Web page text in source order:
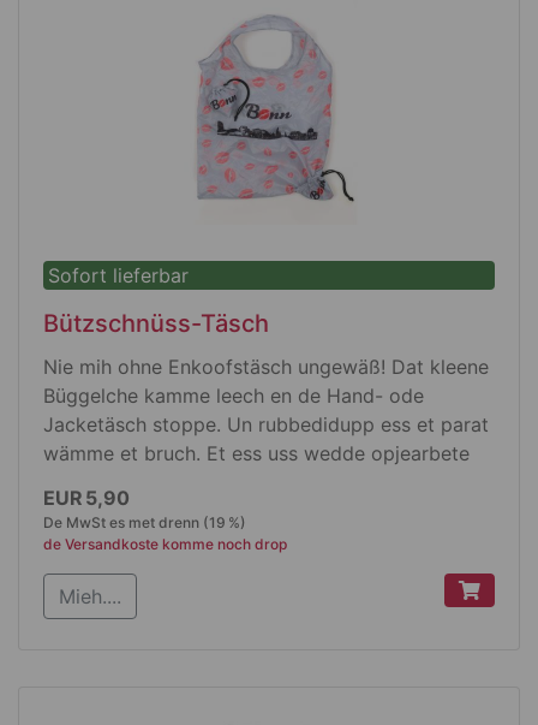
Die Söck senn wieß met de Bützschnüss
drop jedruck
En de Jröße 39.42 ode 43- 45 ze hann
emme als Pärche met enem bonte
Pappendeckelsveschluss zesamme jepack.
Sofort lieferbar
Bützschnüss-Täsch
Nie mih ohne Enkoofstäsch ungewäß! Dat kleene
Büggelche kamme leech en de Hand- ode
Jacketäsch stoppe. Un rubbedidupp ess et parat
wämme et bruch. Et ess uss wedde opjearbete
bruche un moss nix neues maache, dat bekütt de
Umwelt jot. Ävve dat Büggelche ess keene ahle
Büggel, et sitt richtisch staats uss.
Produktdetails
EUR 5,90
De MwSt es met drenn (19 %)
de Versandkoste komme noch drop
Mieh....